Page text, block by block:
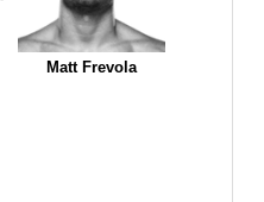
Matt Frevola